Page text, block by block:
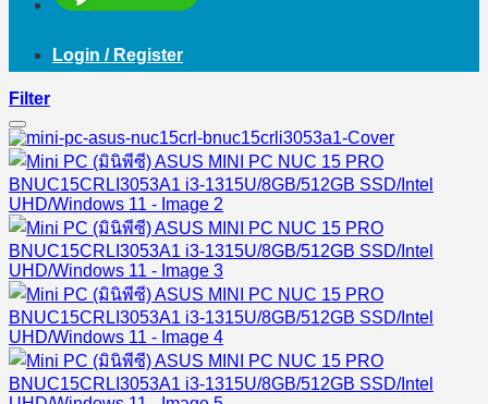
Login / Register
Filter